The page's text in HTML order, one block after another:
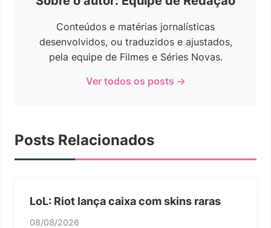
Conteúdos e matérias jornalísticas
desenvolvidos, ou traduzidos e ajustados,
pela equipe de Filmes e Séries Novas.
Ver todos os posts →
Posts Relacionados
LoL: Riot lança caixa com skins raras
08/08/2026